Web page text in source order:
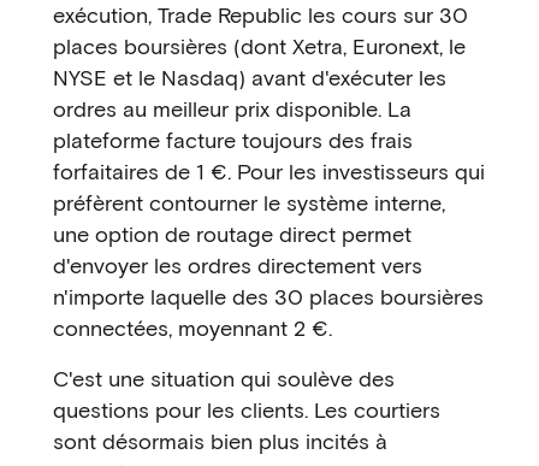
exécution, Trade Republic les cours sur 30
places boursières (dont Xetra, Euronext, le
NYSE et le Nasdaq) avant d'exécuter les
ordres au meilleur prix disponible. La
plateforme facture toujours des frais
forfaitaires de 1 €. Pour les investisseurs qui
préfèrent contourner le système interne,
une option de routage direct permet
d'envoyer les ordres directement vers
n'importe laquelle des 30 places boursières
connectées, moyennant 2 €.
C'est une situation qui soulève des
questions pour les clients. Les courtiers
sont désormais bien plus incités à